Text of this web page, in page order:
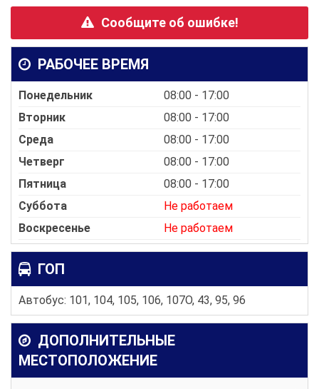
Сообщите об ошибке!
РАБОЧЕЕ ВРЕМЯ
Понедельник
08:00 - 17:00
Вторник
08:00 - 17:00
Среда
08:00 - 17:00
Четверг
08:00 - 17:00
Пятница
08:00 - 17:00
Суббота
Не работаем
Воскресенье
Не работаем
ГОП
Автобус: 101, 104, 105, 106, 107O, 43, 95, 96
ДОПОЛНИТЕЛЬНЫЕ
МЕСТОПОЛОЖЕНИЕ